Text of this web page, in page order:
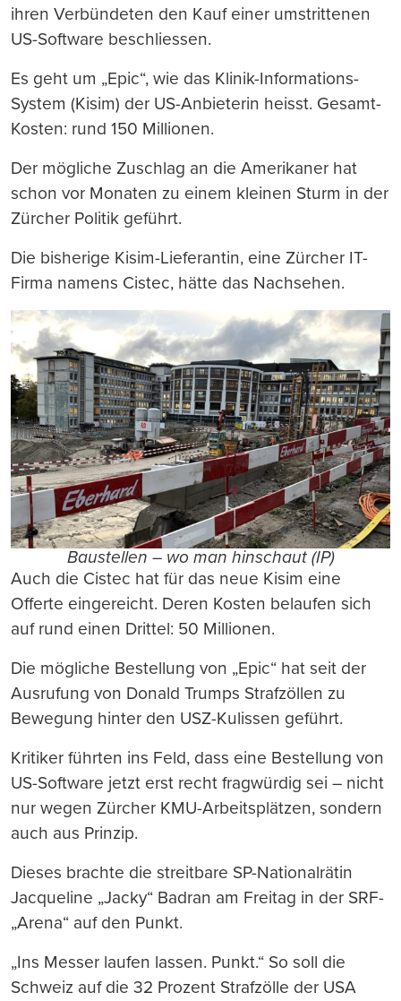
ihren Verbündeten den Kauf einer umstrittenen
US-Software beschliessen.
Es geht um „Epic“, wie das Klinik-Informations-
System (Kisim) der US-Anbieterin heisst. Gesamt-
Kosten: rund 150 Millionen.
Der mögliche Zuschlag an die Amerikaner hat
schon vor Monaten zu einem kleinen Sturm in der
Zürcher Politik geführt.
Die bisherige Kisim-Lieferantin, eine Zürcher IT-
Firma namens Cistec, hätte das Nachsehen.
Baustellen – wo man hinschaut (IP)
Auch die Cistec hat für das neue Kisim eine
Offerte eingereicht. Deren Kosten belaufen sich
auf rund einen Drittel: 50 Millionen.
Die mögliche Bestellung von „Epic“ hat seit der
Ausrufung von Donald Trumps Strafzöllen zu
Bewegung hinter den USZ-Kulissen geführt.
Kritiker führten ins Feld, dass eine Bestellung von
US-Software jetzt erst recht fragwürdig sei – nicht
nur wegen Zürcher KMU-Arbeitsplätzen, sondern
auch aus Prinzip.
Dieses brachte die streitbare SP-Nationalrätin
Jacqueline „Jacky“ Badran am Freitag in der SRF-
„Arena“ auf den Punkt.
„Ins Messer laufen lassen. Punkt.“ So soll die
Schweiz auf die 32 Prozent Strafzölle der USA